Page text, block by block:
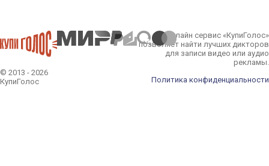
© 2013 - 2026
КупиГолос
Онлайн сервис «КупиГолос»
позволяет найти лучших дикторов
для записи видео или аудио
рекламы.
Политика конфиденциальности